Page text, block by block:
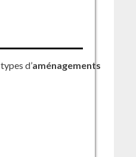
d’aménagements